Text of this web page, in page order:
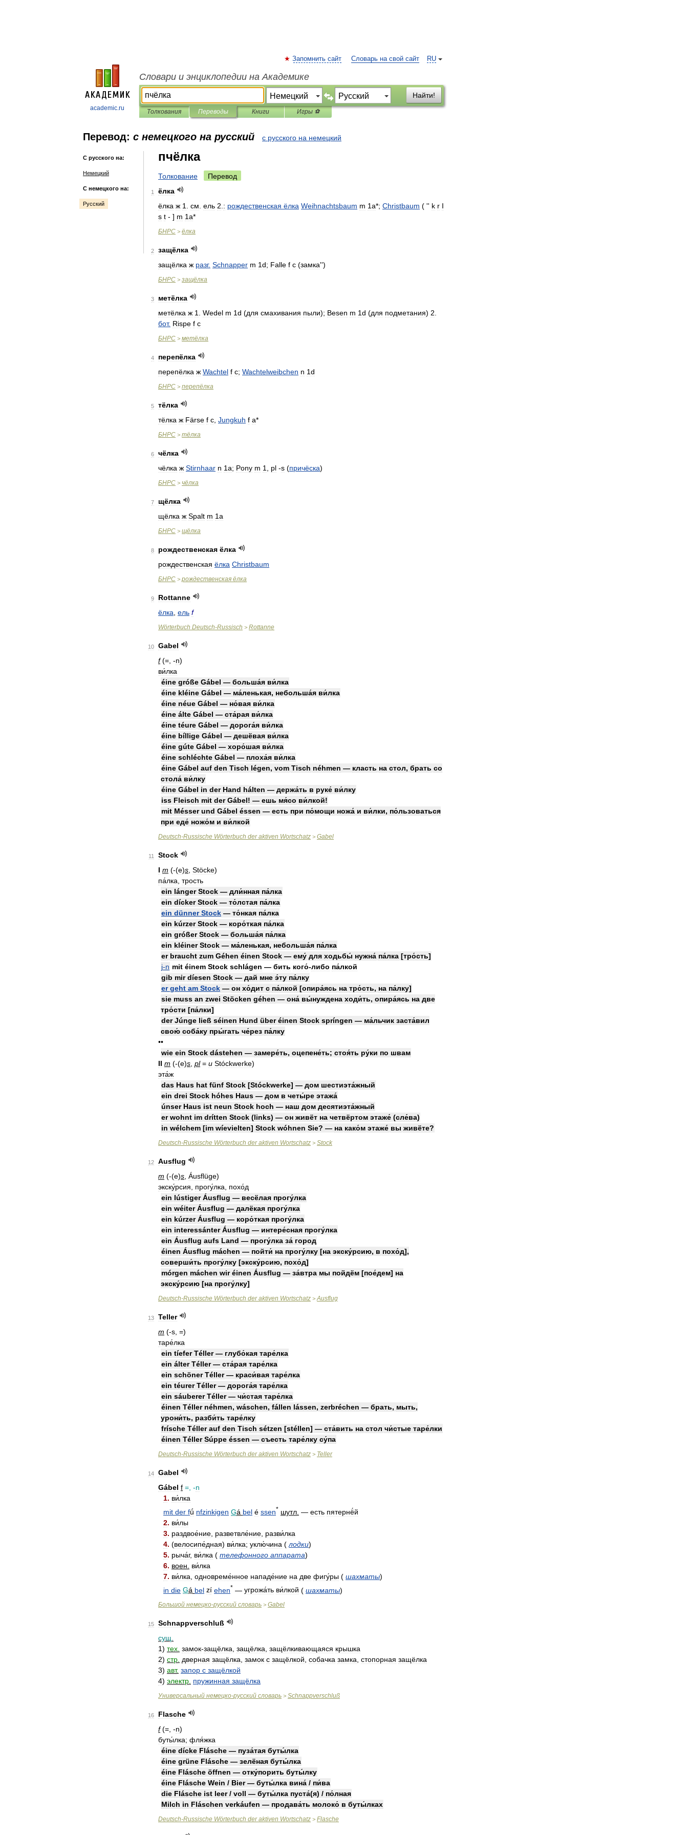
academic.ru
RU
Запомнить сайт Словарь на свой сайт
Словари и энциклопедии на Академике
Найти!
Толкования Переводы Книги Игры ⚽
Перевод: с немецкого на русский с русского на немецкий
С русского на:
Немецкий
С немецкого на:
Русский
пчёлка
Толкование Перевод
1
ёлка
ёлка ж 1 см ель 2 : рождественская ёлка Weihnachtsbaum m 1a*; Christbaum ( '' k r I
s t - ] m 1a*
БНРС > ёлка
2
защёлка
защёлка ж разг. Schnapper m 1d; Falle f c (замка'')
БНРС > защёлка
3
метёлка
метёлка ж 1 Wedel m 1d (для смахивания пыли); Besen m 1d (для подметания) 2
бот. Rispe f c
БНРС > метёлка
4
перепёлка
перепёлка ж Wachtel f c; Wachtelweibchen n 1d
БНРС > перепёлка
5
тёлка
тёлка ж Färse f c Jungkuh f a*
БНРС > тёлка
6
чёлка
чёлка ж Stirnhaar n 1a; Pony m 1 pl -s (причёска)
БНРС > чёлка
7
щёлка
щёлка ж Spalt m 1a
БНРС > щёлка
8 рождественская ёлка
рождественская ёлка Christbaum
БНРС > рождественская ёлка
9
Rottanne
ёлка ель f
Wörterbuch Deutsch-Russisch > Rottanne
10
Gabel
f(=, -n)
ви́лка
éine gróße Gábel — больша́я ви́лка
éine kléine Gábel — ма́ленькая, небольша́я ви́лка
éine néue Gábel — но́вая ви́лка
éine álte Gábel — ста́рая ви́лка
éine téure Gábel — дорога́я ви́лка
éine bíllige Gábel — дешёвая ви́лка
éine gúte Gábel — хоро́шая ви́лка
éine schléchte Gábel — плоха́я ви́лка
éine Gábel auf den Tisch légen, vom Tisch néhmen — класть на стол, брать со
стола́ ви́лку
éine Gábel in der Hand hálten — держа́ть в руке́ ви́лку
iss Fleisch mit der Gábel! — ешь мя́со ви́лкой!
mit Mésser und Gábel éssen — есть при по́мощи ножа́ и ви́лки, по́льзоваться
при еде́ ножо́м и ви́лкой
Deutsch-Russische Wörterbuch der aktiven Wortschatz > Gabel
11
Stock
I m (-(e)s Stöcke)
па́лка трость
ein lánger Stock — дли́нная па́лка
ein dícker Stock — то́лстая па́лка
ein dünner Stock — то́нкая па́лка
ein kúrzer Stock — коро́ткая па́лка
ein gróßer Stock — больша́я па́лка
ein kléiner Stock — ма́ленькая, небольша́я па́лка
er braucht zum Géhen éinen Stock — ему́ для ходьбы́ нужна́ па́лка [тро́сть]
j-n mit éinem Stock schlágen — бить кого́-либо па́лкой
gib mir díesen Stock — дай мне э́ту па́лку
er geht am Stock — он хо́дит с па́лкой [опира́ясь на тро́сть, на па́лку]
sie muss an zwei Stöcken géhen — она́ вы́нуждена ходи́ть, опира́ясь на две
тро́сти [па́лки]
der Júnge ließ séinen Hund über éinen Stock spríngen — ма́льчик заста́вил
свою́ соба́ку пры́гать че́рез па́лку
••
wie ein Stock dástehen — замере́ть, оцепене́ть; стоя́ть ру́ки по швам
II m (-(e)s pl= и Stóckwerke)
эта́ж
das Haus hat fünf Stock [Stóckwerke] — дом шестиэта́жный
ein drei Stock hóhes Haus — дом в четы́ре этажа́
únser Haus ist neun Stock hoch — наш дом десятиэта́жный
er wohnt im drítten Stock (links) — он живёт на четвёртом этаже́ (сле́ва)
in wélchem [im wíevielten] Stock wóhnen Sie? — на како́м этаже́ вы живёте?
Deutsch-Russische Wörterbuch der aktiven Wortschatz > Stock
12
Ausflug
m (-(e)s Áusflüge)
экску́рсия
прогу́лка
похо́д
ein lústiger Áusflug — весёлая прогу́лка
ein wéiter Áusflug — далёкая прогу́лка
ein kúrzer Áusflug — коро́ткая прогу́лка
ein interessánter Áusflug — интере́сная прогу́лка
ein Áusflug aufs Land — прогу́лка за́ город
éinen Áusflug máchen — пойти́ на прогу́лку [на экску́рсию, в похо́д],
соверши́ть прогу́лку [экску́рсию, похо́д]
mórgen máchen wir éinen Áusflug — за́втра мы пойдём [пое́дем] на
экску́рсию [на прогу́лку]
Deutsch-Russische Wörterbuch der aktiven Wortschatz > Ausflug
13
Teller
m (-s , =)
таре́лка
ein tíefer Téller— глубо́кая таре́лка
ein álter Téller— ста́рая таре́лка
ein schöner Téller— краси́вая таре́лка
ein téurer Téller— дорога́я таре́лка
ein sáuberer Téller— чи́стая таре́лка
éinen Téller néhmen, wáschen, fállen lássen, zerbréchen — брать, мыть,
урони́ть, разби́ть таре́лку
frísche Téller auf den Tisch sétzen [stéllen] — ста́вить на стол чи́стые таре́лки
éinen Téller Súppe éssen — съесть таре́лку су́па
Deutsch-Russische Wörterbuch der aktiven Wortschatz > Teller
14
Gabel
Gábel f =, -n
1. ви́лка
mit der fǘ nfzinkigen Gá bel é ssen* шутл — есть пятернё́й
2. ви́лы
3. раздвое́ние разветвле́ние разви́лка
4. (велосипе́дная) ви́лка; уклю́чина ( лодки)
5. рыча́г, ви́лка ( телефонного аппарата)
6. воен
ви́лка
7. ви́лка одновреме́нное нападе́ние на две фигу́ры ( шахматы)
in die Gá bel zí ehen* — угрожа́ть ви́лкой ( шахматы)
Большой немецко-русский словарь > Gabel
15
Schnappverschluß
сущ.
1) тех. замок-защёлка, защёлка, защёлкивающаяся крышка
2) стр. дверная защёлка, замок с защёлкой, собачка замка, стопорная защёлка
3) авт. запор с защёлкой
4) электр. пружинная защёлка
Универсальный немецко-русский словарь > Schnappverschluß
16
Flasche
f(=, -n)
буты́лка; фля́жка
éine dícke Flásche — пуза́тая буты́лка
éine grüne Flásche — зелёная буты́лка
éine Flásche öffnen — отку́порить буты́лку
éine Flásche Wein / Bier— буты́лка вина́ / пи́ва
die Flásche ist leer/ voll — буты́лка пуста́(я) / по́лная
Milch in Fláschen verkáufen — продава́ть молоко́ в буты́лках
Deutsch-Russische Wörterbuch der aktiven Wortschatz > Flasche